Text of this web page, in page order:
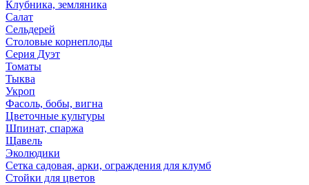
Клубника, земляника
Салат
Сельдерей
Столовые корнеплоды
Серия Дуэт
Томаты
Тыква
Укроп
Фасоль, бобы, вигна
Цветочные культуры
Шпинат, спаржа
Щавель
Эколюдики
Сетка садовая, арки, ограждения для клумб
Стойки для цветов